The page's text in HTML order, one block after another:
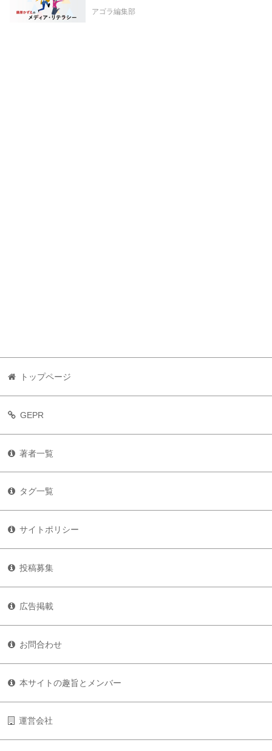
アゴラ編集部
トップページ
GEPR
著者一覧
タグ一覧
サイトポリシー
投稿募集
広告掲載
お問合わせ
本サイトの趣旨とメンバー
運営会社